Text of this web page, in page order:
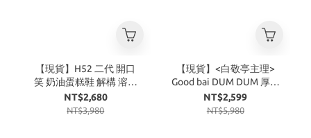
【現貨】H52 二代 開口
笑 奶油蛋糕鞋 解構 溶解
粗鞋帶 小香風 白
NT$2,680
NT$3,980
【現貨】<白敬亭主理>
Good bai DUM DUM 厚底
翻蓋 蓬蓬鞋 黑
NT$2,599
NT$5,980